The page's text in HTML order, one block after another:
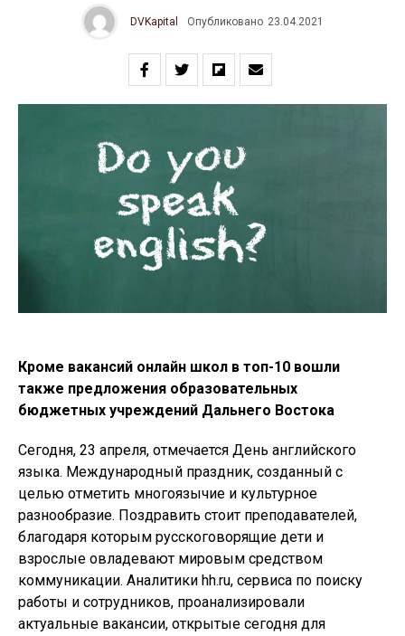
DVKapital Опубликовано 23.04.2021
Кроме вакансий онлайн школ в топ-10 вошли
также предложения образовательных
бюджетных учреждений Дальнего Востока
Сегодня, 23 апреля, отмечается День английского
языка. Международный праздник, созданный с
целью отметить многоязычие и культурное
разнообразие. Поздравить стоит преподавателей,
благодаря которым русскоговорящие дети и
взрослые овладевают мировым средством
коммуникации. Аналитики hh.ru, сервиса по поиску
работы и сотрудников, проанализировали
актуальные вакансии, открытые сегодня для